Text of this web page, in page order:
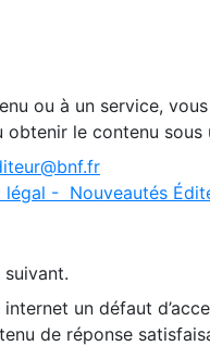
ou à un service,
le contenu sous
- Nouveautés
un défaut
de réponse